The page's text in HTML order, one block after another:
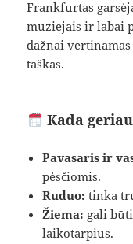
Frankfurtas
muziejais ir labai
dažnai
taškas.
Kada
Pavasaris ir
pėsčiomis.
Ruduo: tinka
Žiema: gali
laikotarpius.